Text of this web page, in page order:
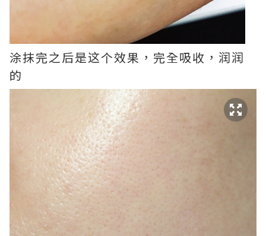
涂抹完之后是这个效果，完全吸收，润润
的